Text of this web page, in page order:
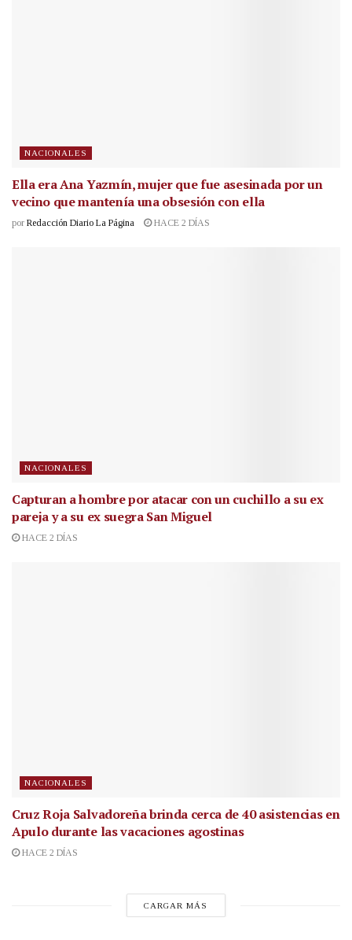
NACIONALES
Ella era Ana Yazmín, mujer que fue asesinada por un
vecino que mantenía una obsesión con ella
por Redacción Diario La Página HACE 2 DÍAS
NACIONALES
Capturan a hombre por atacar con un cuchillo a su ex
pareja y a su ex suegra San Miguel
HACE 2 DÍAS
NACIONALES
Cruz Roja Salvadoreña brinda cerca de 40 asistencias en
Apulo durante las vacaciones agostinas
HACE 2 DÍAS
CARGAR MÁS